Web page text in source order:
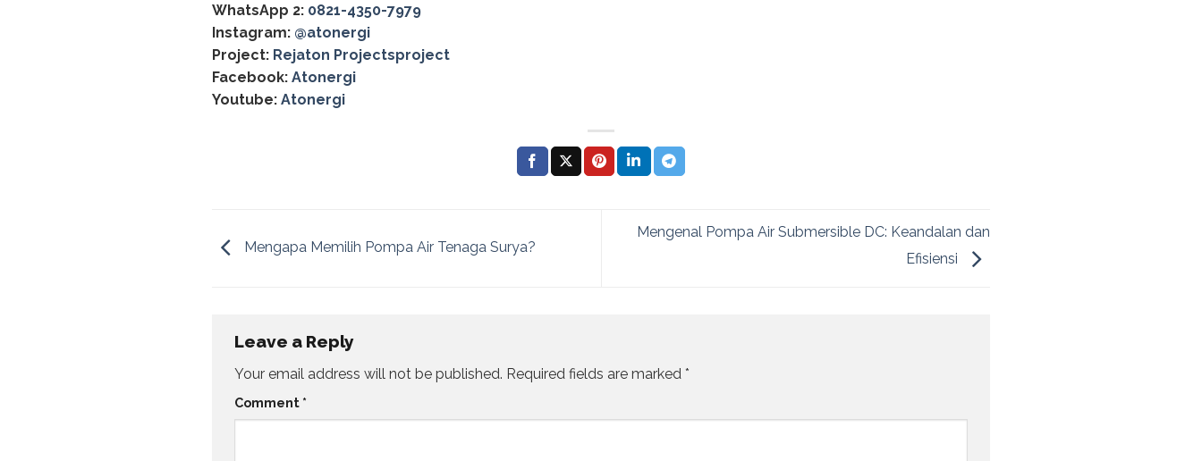
WhatsApp 2: 0821-4350-7979
Instagram: @‌atonergi
Project: Rejaton Projectsproject
Facebook: Atonergi
Youtube: Atonergi
Mengapa Memilih Pompa Air Tenaga Surya?
Mengenal Pompa Air Submersible DC: Keandalan dan
Efisiensi
Leave a Reply
Your email address will not be published. Required fields are marked *
Comment *